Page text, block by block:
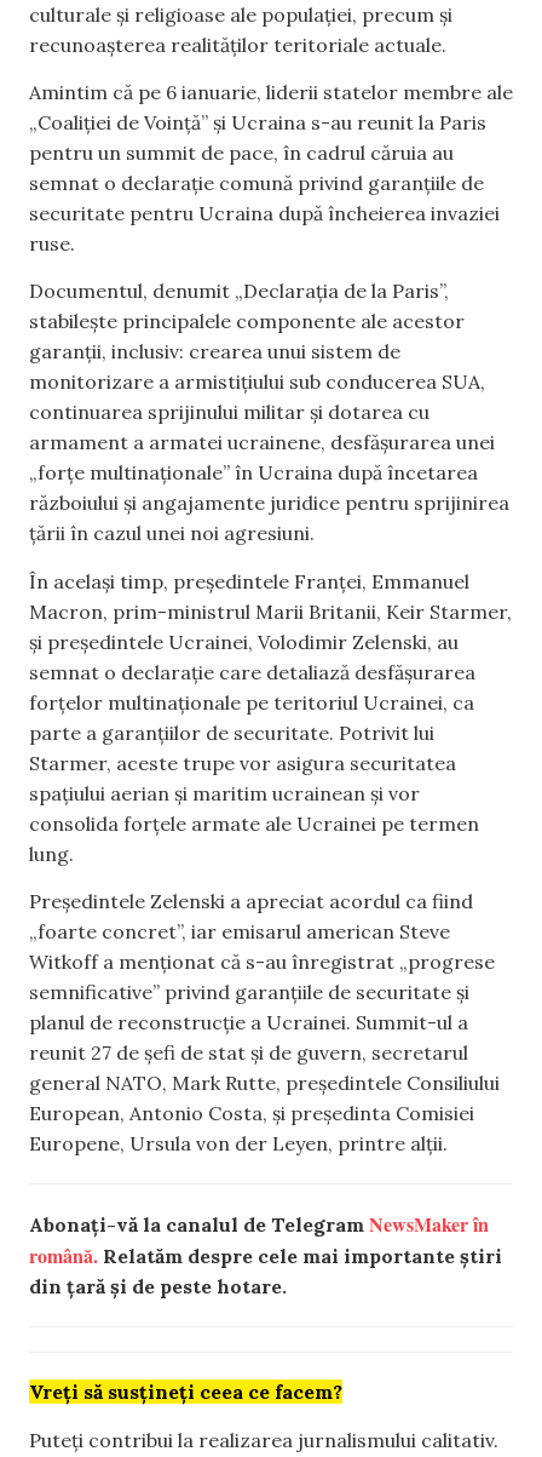
culturale și religioase ale populației, precum și
recunoașterea realităților teritoriale actuale.
Amintim că pe 6 ianuarie, liderii statelor membre ale
„Coaliției de Voință” și Ucraina s-au reunit la Paris
pentru un summit de pace, în cadrul căruia au
semnat o declarație comună privind garanțiile de
securitate pentru Ucraina după încheierea invaziei
ruse.
Documentul, denumit „Declarația de la Paris”,
stabilește principalele componente ale acestor
garanții, inclusiv: crearea unui sistem de
monitorizare a armistițiului sub conducerea SUA,
continuarea sprijinului militar și dotarea cu
armament a armatei ucrainene, desfășurarea unei
„forțe multinaționale” în Ucraina după încetarea
războiului și angajamente juridice pentru sprijinirea
țării în cazul unei noi agresiuni.
În același timp, președintele Franței, Emmanuel
Macron, prim-ministrul Marii Britanii, Keir Starmer,
și președintele Ucrainei, Volodimir Zelenski, au
semnat o declarație care detaliază desfășurarea
forțelor multinaționale pe teritoriul Ucrainei, ca
parte a garanțiilor de securitate. Potrivit lui
Starmer, aceste trupe vor asigura securitatea
spațiului aerian și maritim ucrainean și vor
consolida forțele armate ale Ucrainei pe termen
lung.
Președintele Zelenski a apreciat acordul ca fiind
„foarte concret”, iar emisarul american Steve
Witkoff a menționat că s-au înregistrat „progrese
semnificative” privind garanțiile de securitate și
planul de reconstrucție a Ucrainei. Summit-ul a
reunit 27 de șefi de stat și de guvern, secretarul
general NATO, Mark Rutte, președintele Consiliului
European, Antonio Costa, și președinta Comisiei
Europene, Ursula von der Leyen, printre alții.
Abonați-vă la canalul de Telegram NewsMaker în
română. Relatăm despre cele mai importante știri
din țară și de peste hotare.
Vreți să susțineți ceea ce facem?
Puteți contribui la realizarea jurnalismului calitativ.